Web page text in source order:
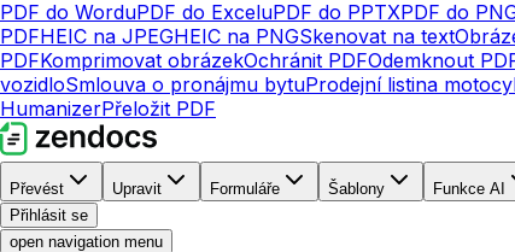
PDF do WorduPDF do ExceluPDF do PPTXPDF do
PDFHEIC na JPEGHEIC na PNGSkenovat na text
PDFKomprimovat obrázekOchránit PDFOdemknout
vozidloSmlouva o pronájmu bytuProdejní listina
HumanizerPřeložit PDF
Převést Upravit Formuláře Šablony
Funkce AI
Přihlásit se
open navigation menu